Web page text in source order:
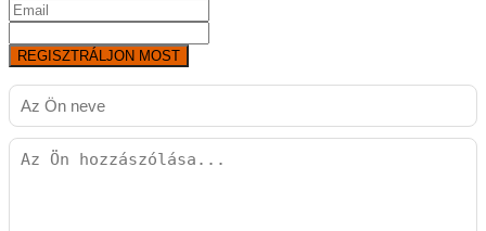
REGISZTRÁLJON MOST